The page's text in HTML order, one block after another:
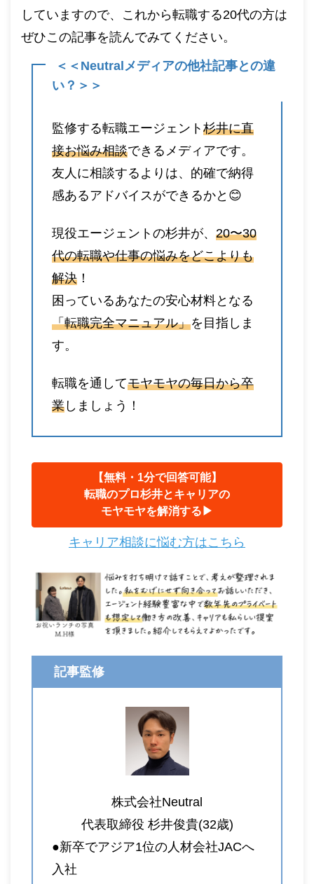
していますので、これから転職する20代の方は
ぜひこの記事を読んでみてください。
＜＜Neutralメディアの他社記事との違
い？＞＞
監修する転職エージェント 杉井に直
接お悩み相談できるメディアです。
友人に相談するよりは、的確で納得
感あるアドバイスができるかと😊
現役エージェントの杉井が、 20〜30
代の転職や仕事の悩みをどこよりも
解決 ！
困っているあなたの安心材料となる
「転職完全マニュアル」を目指しま
す。
転職を通してモヤモヤの毎日から卒
業 しましょう！
【無料・1分で回答可能】
転職のプロ杉井とキャリアの
モヤモヤを解消する▶︎
キャリア相談に悩む方はこちら
記事監修
株式会社Neutral
代表取締役 杉井俊貴(32歳)
●新卒でアジア1位の人材会社JACへ
入社